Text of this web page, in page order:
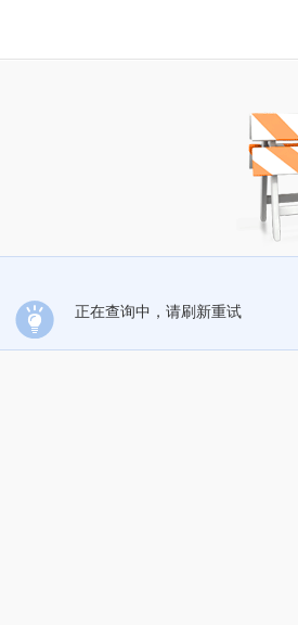
正在查询中，请刷新重试